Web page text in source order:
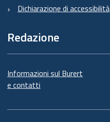
Dichiarazione di accessibilità
Redazione
Informazioni sul Burert
e contatti